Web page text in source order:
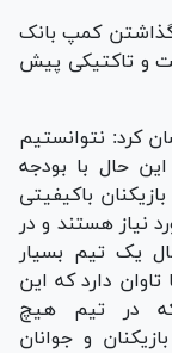
گذاشتن کمپ بانک
و تاکتیکی پیش
کرد: نتوانستیم
این حال با بودجه
باکیفیتی
نیاز هستند و در
یک تیم بسیار
دارد که این
که در تیم هیچ
و جوانان